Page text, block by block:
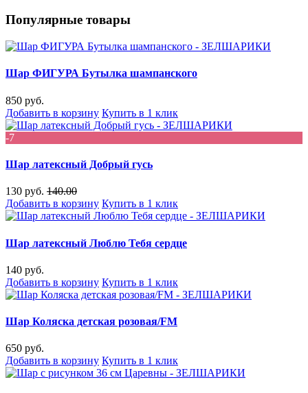
Популярные товары
Шар ФИГУРА Бутылка шампанского
850 руб.
Добавить в корзину Купить в 1 клик
-7
Шар латексный Добрый гусь
130 руб. 140.00
Добавить в корзину Купить в 1 клик
Шар латексный Люблю Тебя сердце
140 руб.
Добавить в корзину Купить в 1 клик
Шар Коляска детская розовая/FM
650 руб.
Добавить в корзину Купить в 1 клик